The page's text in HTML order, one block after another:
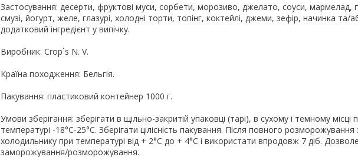
Застосування: десерти, фруктові муси, сорбети, морозиво, джелато, соуси, мармелад,
смузі, йогурт, желе, глазурі, холодні торти, топінг, коктейлі, джеми, зефір, начинка та/
додатковий інгредієнт у випічку.
Виробник: Crop`s N. V.
Країна походження: Бельгія.
Пакування: пластиковий контейнер 1000 г.
Умови зберігання: зберігати в щільно-закритій упаковці (тарі), в сухому і темному місці
температурі -18°С-25°С. Зберігати цілісність пакування. Після повного розморожування
холодильнику при температурі від + 2°С до + 4°С і використати впродовж 7 діб.
заморожування/розморожування.